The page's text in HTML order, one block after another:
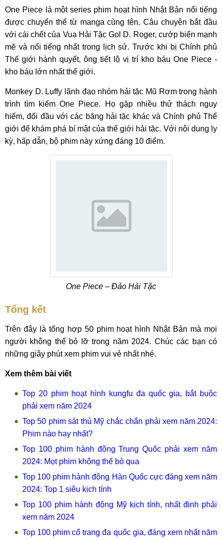
One Piece là một series phim hoạt hình Nhật Bản nổi tiếng
được chuyển thể từ manga cùng tên. Câu chuyện bắt đầu
với cái chết của Vua Hải Tặc Gol D. Roger, cướp biển mạnh
mẽ và nổi tiếng nhất trong lịch sử. Trước khi bị Chính phủ
Thế giới hành quyết, ông tiết lộ vị trí kho báu One Piece -
kho báu lớn nhất thế giới.
Monkey D. Luffy lãnh đạo nhóm hải tặc Mũ Rơm trong hành
trình tìm kiếm One Piece. Họ gặp nhiều thử thách nguy
hiểm, đối đầu với các băng hải tặc khác và Chính phủ Thế
giới để khám phá bí mật của thế giới hải tặc. Với nội dung ly
kỳ, hấp dẫn, bộ phim này xứng đáng 10 điểm.
One Piece – Đảo Hải Tặc
Tổng kết
Trên đây là tổng hợp 50 phim hoạt hình Nhật Bản mà mọi
người không thể bỏ lỡ trong năm 2024. Chúc các bạn có
những giây phút xem phim vui vẻ nhất nhé.
Xem thêm bài viết
Top 20 phim hoạt hình kungfu đa quốc gia, bắt buộc
phải xem năm 2024
Top 50 phim sát thủ Mỹ chắc chắn phải xem năm 2024:
Phim nào hay nhất?
Top 100 phim hành động Trung Quốc phải xem năm
2024: Mọt phim không thể bỏ qua
Top 100 phim hành động Hàn Quốc cực đáng xem năm
2024: Top 1 siêu kịch tính
Top 100 phim hành động Mỹ kịch tính, nhất định phải
xem năm 2024
Top 100 phim cổ trang đa quốc gia, đáng xem nhất năm